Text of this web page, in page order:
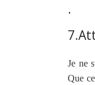
.
Je ne
Que